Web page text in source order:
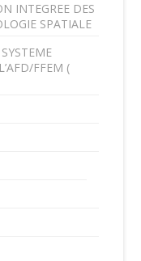
INTEGREE DES
SPATIALE
FFEM (